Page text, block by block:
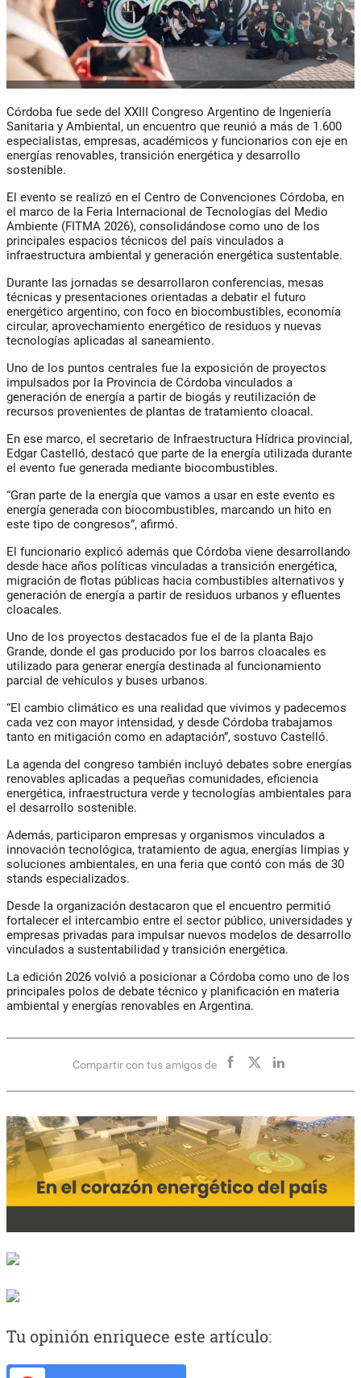
Córdoba fue sede del XXIII Congreso Argentino de Ingeniería
Sanitaria y Ambiental, un encuentro que reunió a más de 1.600
especialistas, empresas, académicos y funcionarios con eje en
energías renovables, transición energética y desarrollo
sostenible.
El evento se realizó en el Centro de Convenciones Córdoba, en
el marco de la Feria Internacional de Tecnologías del Medio
Ambiente (FITMA 2026), consolidándose como uno de los
principales espacios técnicos del país vinculados a
infraestructura ambiental y generación energética sustentable.
Durante las jornadas se desarrollaron conferencias, mesas
técnicas y presentaciones orientadas a debatir el futuro
energético argentino, con foco en biocombustibles, economía
circular, aprovechamiento energético de residuos y nuevas
tecnologías aplicadas al saneamiento.
Uno de los puntos centrales fue la exposición de proyectos
impulsados por la Provincia de Córdoba vinculados a
generación de energía a partir de biogás y reutilización de
recursos provenientes de plantas de tratamiento cloacal.
En ese marco, el secretario de Infraestructura Hídrica provincial,
Edgar Castelló, destacó que parte de la energía utilizada durante
el evento fue generada mediante biocombustibles.
“Gran parte de la energía que vamos a usar en este evento es
energía generada con biocombustibles, marcando un hito en
este tipo de congresos”, afirmó.
El funcionario explicó además que Córdoba viene desarrollando
desde hace años políticas vinculadas a transición energética,
migración de flotas públicas hacia combustibles alternativos y
generación de energía a partir de residuos urbanos y efluentes
cloacales.
Uno de los proyectos destacados fue el de la planta Bajo
Grande, donde el gas producido por los barros cloacales es
utilizado para generar energía destinada al funcionamiento
parcial de vehículos y buses urbanos.
“El cambio climático es una realidad que vivimos y padecemos
cada vez con mayor intensidad, y desde Córdoba trabajamos
tanto en mitigación como en adaptación”, sostuvo Castelló.
La agenda del congreso también incluyó debates sobre energías
renovables aplicadas a pequeñas comunidades, eficiencia
energética, infraestructura verde y tecnologías ambientales para
el desarrollo sostenible.
Además, participaron empresas y organismos vinculados a
innovación tecnológica, tratamiento de agua, energías limpias y
soluciones ambientales, en una feria que contó con más de 30
stands especializados.
Desde la organización destacaron que el encuentro permitió
fortalecer el intercambio entre el sector público, universidades y
empresas privadas para impulsar nuevos modelos de desarrollo
vinculados a sustentabilidad y transición energética.
La edición 2026 volvió a posicionar a Córdoba como uno de los
principales polos de debate técnico y planificación en materia
ambiental y energías renovables en Argentina.
Compartir con tus amigos de
Tu opinión enriquece este artículo: